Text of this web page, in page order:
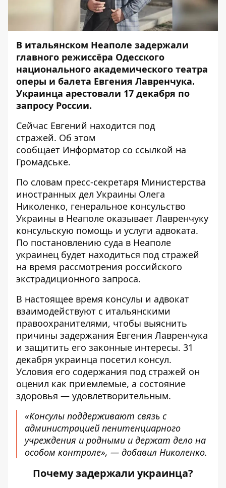
В итальянском Неаполе задержали
главного режиссёра Одесского
национального академического театра
оперы и балета Евгения Лавренчука.
Украинца арестовали 17 декабря по
запросу России.
Сейчас Евгений находится под
стражей. Об этом
сообщает Информатор со ссылкой на
Громадське.
По словам пресс-секретаря Министерства
иностранных дел Украины Олега
Николенко, генеральное консульство
Украины в Неаполе оказывает Лавренчуку
консульскую помощь и услуги адвоката.
По постановлению суда в Неаполе
украинец будет находиться под стражей
на время рассмотрения российского
экстрадиционного запроса.
В настоящее время консулы и адвокат
взаимодействуют с итальянскими
правоохранителями, чтобы выяснить
причины задержания Евгения Лавренчука
и защитить его законные интересы. 31
декабря украинца посетил консул.
Условия его содержания под стражей он
оценил как приемлемые, а состояние
здоровья — удовлетворительным.
«Консулы поддерживают связь с
администрацией пенитенциарного
учреждения и родными и держат дело на
особом контроле», — добавил Николенко.
Почему задержали украинца?